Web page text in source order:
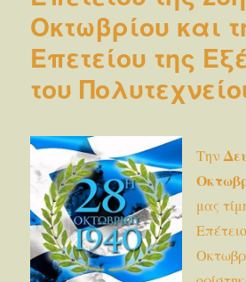
Οκτωβρίου και
Επετείου της
του
Την
μας